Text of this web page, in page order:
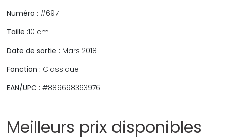
Numéro : #697
Taille :10 cm
Date de sortie : Mars 2018
Fonction : Classique
EAN/UPC : #889698363976
Meilleurs prix disponibles